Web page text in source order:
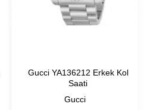
Gucci
Gucci YA136212 Erkek Kol
Saati